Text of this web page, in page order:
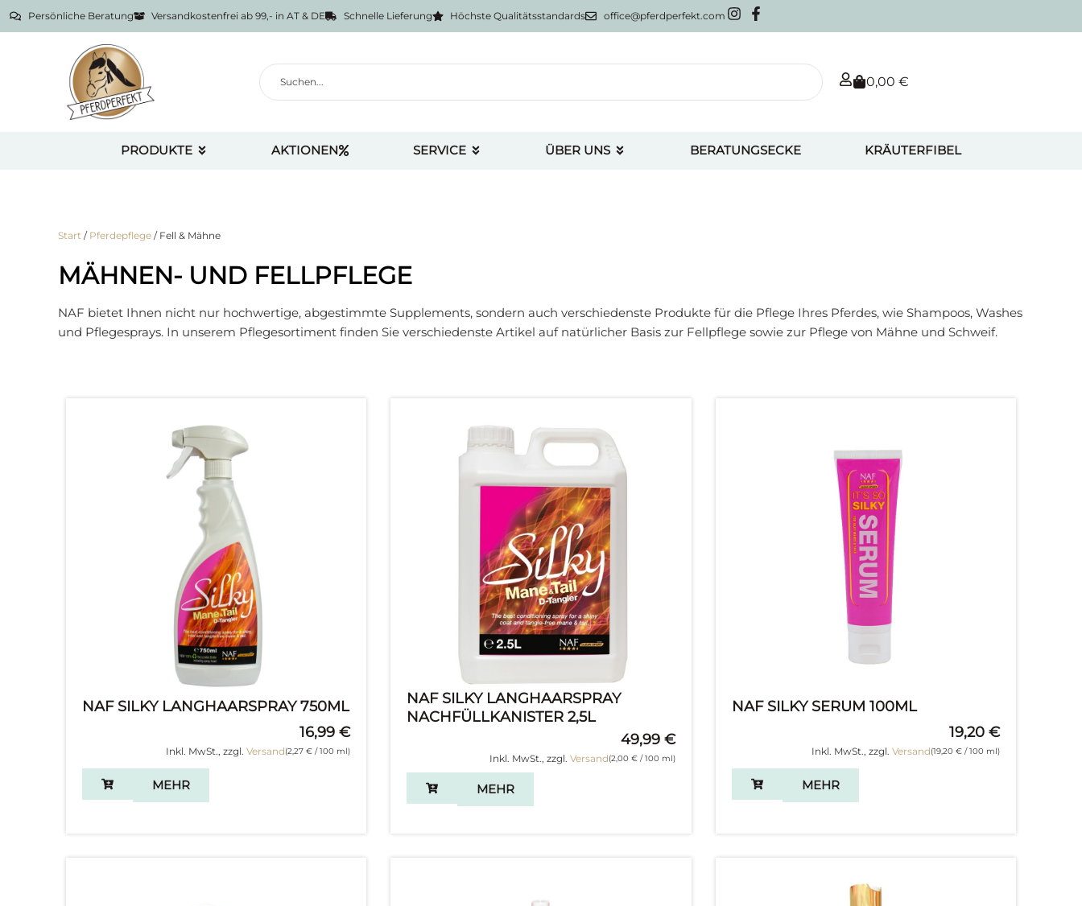
Persönliche Beratung Versandkostenfrei ab 99,- in AT & DE Schnelle Lieferung Höchste Qualitätsstandards office@pferdperfekt.com
0,00 €
PRODUKTE AKTIONEN SERVICE ÜBER UNS BERATUNGSECKE KRÄUTERFIBEL
Start / Pferdepflege / Fell & Mähne
MÄHNEN- UND FELLPFLEGE
NAF bietet Ihnen nicht nur hochwertige, abgestimmte Supplements, sondern auch verschiedenste Produkte für die Pflege Ihres Pferdes, wie Shampoos, Washes
und Pflegesprays. In unserem Pflegesortiment finden Sie verschiedenste Artikel auf natürlicher Basis zur Fellpflege sowie zur Pflege von Mähne und Schweif.
NAF SILKY LANGHAARSPRAY 750ML
16,99€
Inkl. MwSt., zzgl.Versand(2,27€ / 100 ml)
MEHR
NAF SILKY LANGHAARSPRAY
NACHFÜLLKANISTER 2,5L
49,99 €
Inkl. MwSt., zzgl. Versand(2,00 €/ 100 ml)
MEHR
NAF SILKY SERUM 100ML
19,20 €
Inkl. MwSt., zzgl. Versand(19,20 €/ 100 ml)
MEHR